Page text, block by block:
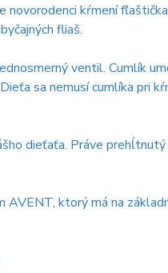
novorodenci kŕmení
fliaš.
ventil. Cumlík
sa nemusí cumlíka pri
dieťaťa. Práve
ktorý má na